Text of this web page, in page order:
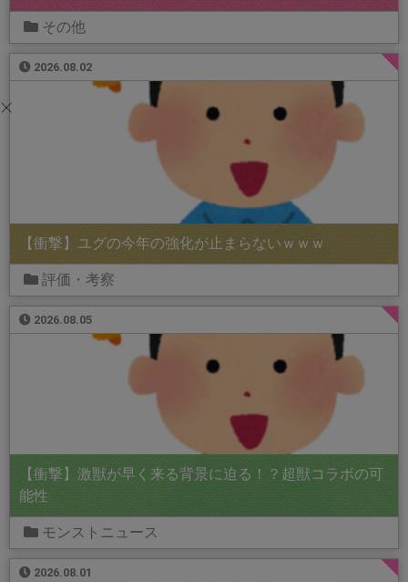
その他
2026.08.02
【衝撃】ユグの今年の強化が止まらないｗｗｗ
評価・考察
2026.08.05
【衝撃】激獣が早く来る背景に迫る！？超獣コラボの可
能性
モンストニュース
2026.08.01